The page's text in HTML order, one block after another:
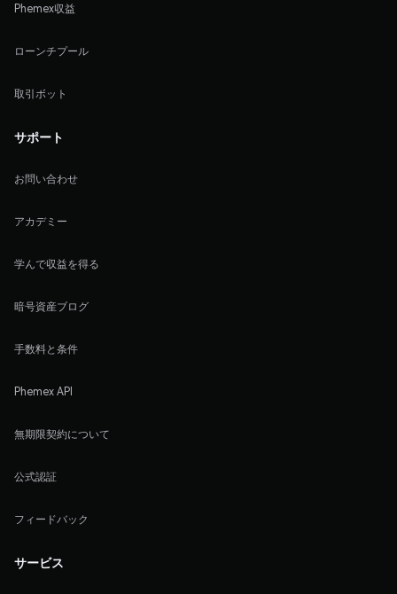
Phemex収益
ローンチプール
取引ボット
サポート
お問い合わせ
アカデミー
学んで収益を得る
暗号資産ブログ
手数料と条件
Phemex API
無期限契約について
公式認証
フィードバック
サービス